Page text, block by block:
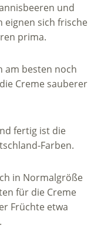
und
eignen sich frische
prima.
am besten noch
Creme sauberer
fertig ist die
Farben.
in Normalgröße
für die Creme
Früchte etwa